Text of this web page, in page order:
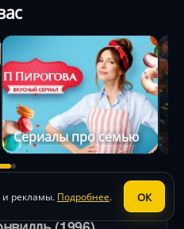
Сериалы про семью
и рекламы. Подробнее. ОК